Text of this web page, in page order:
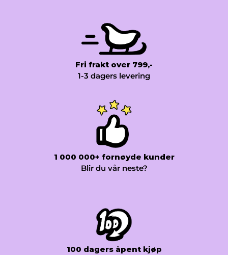
Fri frakt over 799,-
1-3 dagers levering
1 000 000+ fornøyde kunder
Blir du vår neste?
100 dagers åpent kjøp